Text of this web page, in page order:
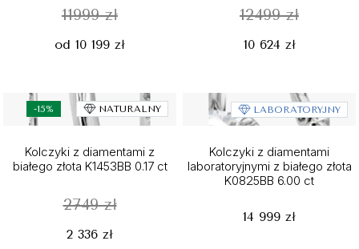
11999 zł
od 10 199 zł
12499 zł
10 624 zł
-15% NATURALNY
Kolczyki z diamentami z
białego złota K1453BB 0.17 ct
2749 zł
2 336 zł
LABORATORYJNY
Kolczyki z diamentami
laboratoryjnymi z białego złota
K0825BB 6.00 ct
14 999 zł